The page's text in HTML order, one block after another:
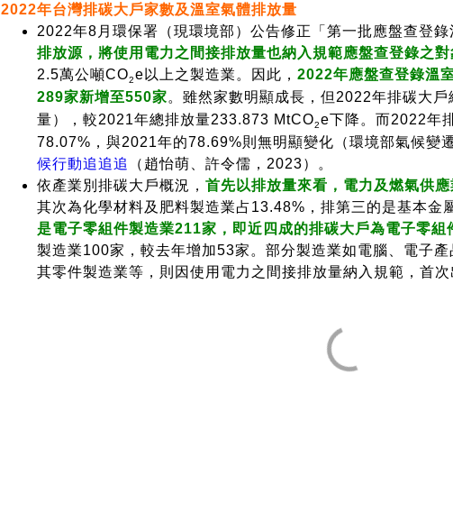
2022年台灣排碳大戶家數及溫室氣體排放量
2022年8月環保署（現環境部）公告修正「第一批應盤查登錄
排放源，將使用電力之間接排放量也納入規範應盤查登錄之對
2.5萬公噸CO2e以上之製造業。因此，2022年應盤查登錄溫
289家新增至550家。雖然家數明顯成長，但2022年排碳大
量），較2021年總排放量233.873 MtCO2e下降。而2022年
78.07%，與2021年的78.69%則無明顯變化（環境部氣候變
候行動追追追
（趙怡萌、許令儒，2023）。
依產業別排碳大戶概況，首先以排放量來看，電力及燃氣供
其次為化學材料及肥料製造業占13.48%，排第三的是基本金
是電子零組件製造業211家，即近四成的排碳大戶為電子零
製造業100家，較去年增加53家。部分製造業如電腦、電子
其零件製造業等，則因使用電力之間接排放量納入規範，首